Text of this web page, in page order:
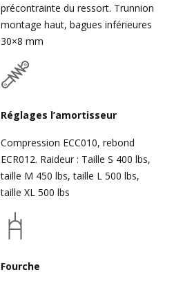
précontrainte du ressort. Trunnion
montage haut, bagues inférieures
30×8 mm
Réglages l’amortisseur
Compression ECC010, rebond
ECR012. Raideur : Taille S 400 lbs,
taille M 450 lbs, taille L 500 lbs,
taille XL 500 lbs
Fourche